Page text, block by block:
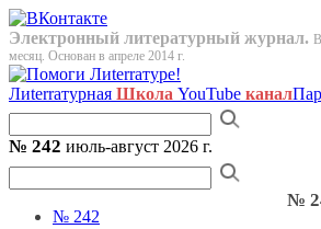
Электронный литературный журнал.
месяц. Основан в апреле 2014 г.
Лиterraтурная Школа YouTube канал
№ 242 июль-август 2026 г.
№ 242
№